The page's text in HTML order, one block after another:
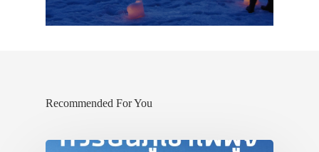
Recommended For You
เอง